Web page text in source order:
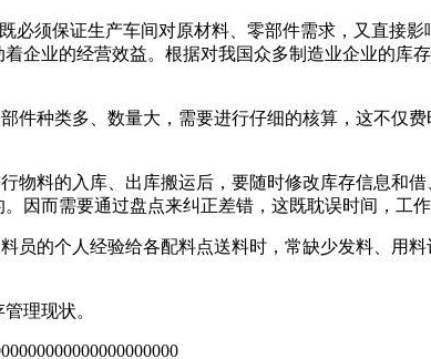
须保证生产车间对原材料、零部件需求，又直接影
企业的经营效益。根据对我国众多制造业企业的库
种类多、数量大，需要进行仔细的核算，这不仅费
料的入库、出库搬运后，要随时修改库存信息和借
因而需要通过盘点来纠正差错，这既耽误时间，工作
的个人经验给各配料点送料时，常缺少发料、用
理现状。